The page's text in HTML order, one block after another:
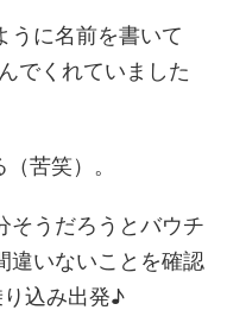
うに名前を書いて
でくれていました
苦笑）。
そうだろうとバウチ
違いないことを確認
込み出発♪